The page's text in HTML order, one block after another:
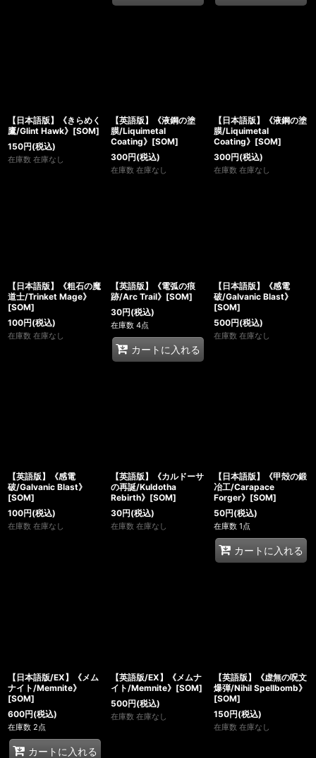
【日本語版】《きらめく
鷹/Glint Hawk》[SOM]
150円(税込)
在庫数 在庫なし
【英語版】《液鋼の塗
膜/Liquimetal
Coating》[SOM]
300円(税込)
在庫数 在庫なし
【日本語版】《液鋼の塗
膜/Liquimetal
Coating》[SOM]
300円(税込)
在庫数 在庫なし
【日本語版】《粗石の魔
道士/Trinket Mage》
[SOM]
100円(税込)
在庫数 在庫なし
【英語版】《電弧の痕
跡/Arc Trail》[SOM]
30円(税込)
在庫数 4点
カートに入れる
【日本語版】《感電
破/Galvanic Blast》
[SOM]
500円(税込)
在庫数 在庫なし
【英語版】《感電
破/Galvanic Blast》
[SOM]
100円(税込)
在庫数 在庫なし
【英語版】《カルドーサ
の再誕/Kuldotha
Rebirth》[SOM]
30円(税込)
在庫数 在庫なし
【日本語版】《甲殻の鍛
冶工/Carapace
Forger》[SOM]
50円(税込)
在庫数 1点
カートに入れる
【日本語版/EX】《メム
ナイト/Memnite》
[SOM]
600円(税込)
在庫数 2点
カートに入れる
【英語版/EX】《メムナ
イト/Memnite》[SOM]
500円(税込)
在庫数 在庫なし
【英語版】《虚無の呪文
爆弾/Nihil Spellbomb》
[SOM]
150円(税込)
在庫数 在庫なし